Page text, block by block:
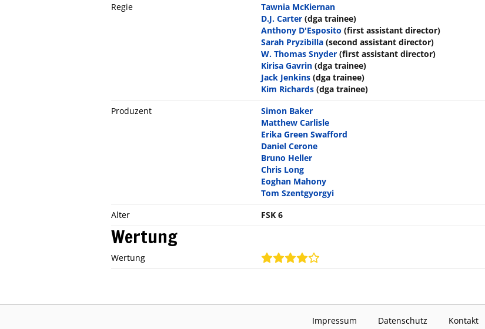
Regie
Tawnia McKiernan
D.J. Carter (dga trainee)
Anthony D'Esposito (first assistant director)
Sarah Pryzibilla (second assistant director)
W. Thomas Snyder (first assistant director)
Kirisa Gavrin (dga trainee)
Jack Jenkins (dga trainee)
Kim Richards (dga trainee)
Produzent
Simon Baker
Matthew Carlisle
Erika Green Swafford
Daniel Cerone
Bruno Heller
Chris Long
Eoghan Mahony
Tom Szentgyorgyi
Alter
FSK 6
Wertung
Wertung
Impressum Datenschutz Kontakt